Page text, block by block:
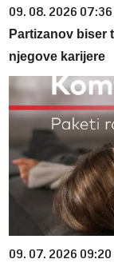
09. 08. 2026 07:36
Partizanov biser
njegove karijere
09. 07. 2026 09:20